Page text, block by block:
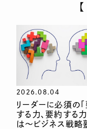
2026.08.04
リーダーに必須の
する力、要約する力
は〜ビジネス戦略